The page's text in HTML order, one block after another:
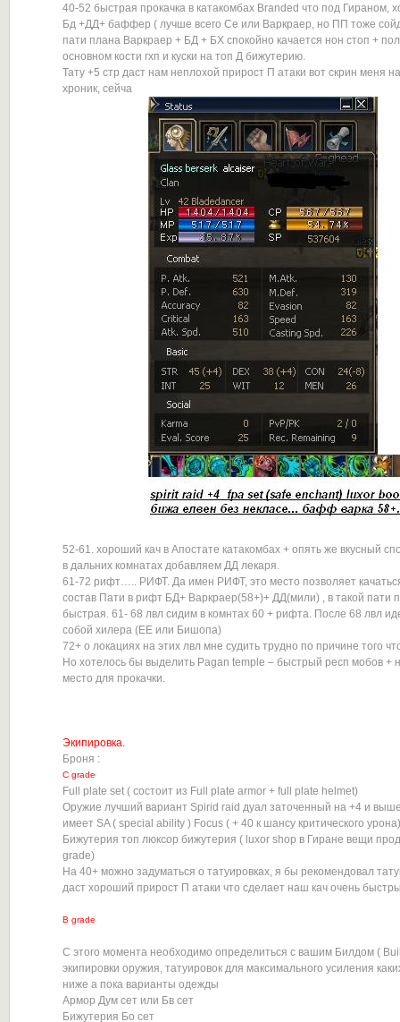
40-52 быстрая прокачка в катакомбах Branded что под Гираном,
Бд +ДД+ баффер ( лучше всего Се или Варкраер, но ПП тоже
пати плана Варкраер + БД + БХ спокойно качается нон стоп +
основном кости гхп и куски на топ Д бижутерию.
Тату +5 стр даст нам неплохой прирост П атаки вот скрин меня
хроник, сейча
52-61. хороший кач в Апостате катакомбах + опять же вкусный
в дальних комнатах добавляем ДД лекаря.
61-72 рифт….. РИФТ. Да имен РИФТ, это место позволяет
состав Пати в рифт БД+ Варкраер(58+)+ ДД(мили) , в такой пати
быстрая. 61- 68 лвл сидим в комнтах 60 + рифта. После 68 лвл
собой хилера (ЕЕ или Бишопа)
72+ о локациях на этих лвл мне судить трудно по причине того
Но хотелось бы выделить Pagan temple – быстрый респ мобов +
место для прокачки.
Экипировка.
Броня :
С grade
Full plate set ( состоит из Full plate armor + full plate helmet)
Оружие лучший вариант Spirid raid дуал заточенный на +4 и
имеет SA ( special ability ) Focus ( + 40 к шансу критического урона)
Бижутерия топ люксор бижутерия ( luxor shop в Гиране вещи
grade)
На 40+ можно задуматься о татуировках, я бы рекомендовал
даст хороший прирост П атаки что сделает наш кач очень
B grade
C этого момента необходимо определиться с вашим Билдом (
экипировки оружия, татуировок для максимального усиления
ниже а пока варианты одежды
Армор Дум сет или Бв сет
Бижутерия Бо сет